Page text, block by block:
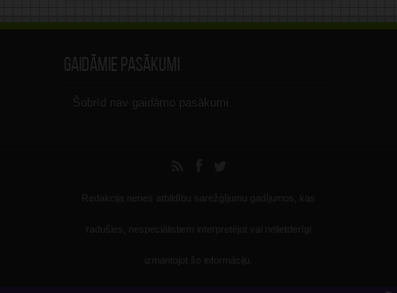
Gaidāmie pasākumi
Šobrīd nav gaidāmo pasākumi.
Redakcija nenes atbildību sarežģījumu gadījumos, kas